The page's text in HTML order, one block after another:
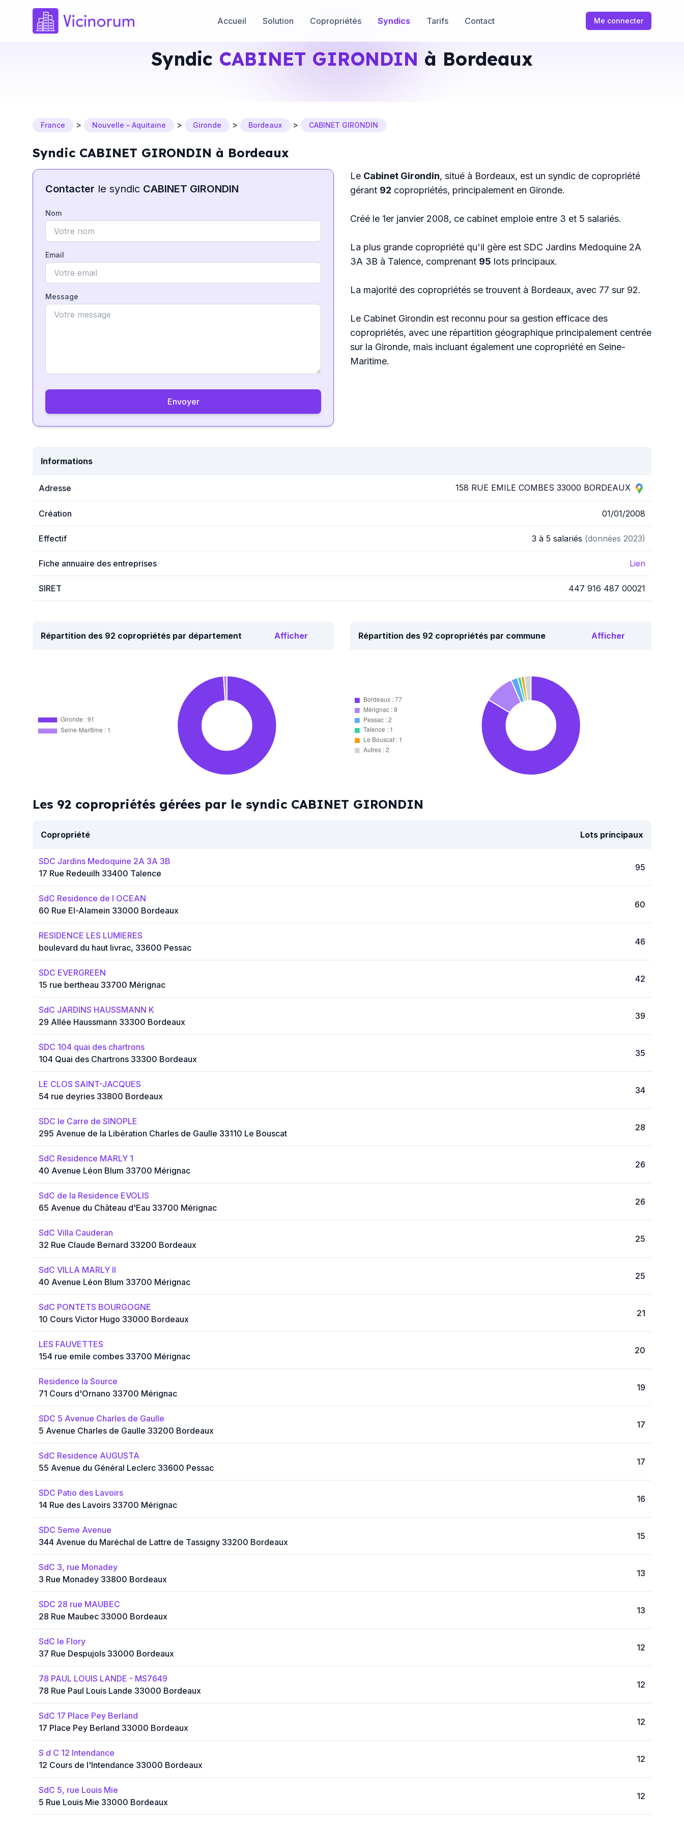
Accueil Solution Copropriétés Syndics Tarifs Contact Me connecter
Syndic CABINET GIRONDIN à Bordeaux
France > Nouvelle – Aquitaine > Gironde > Bordeaux > CABINET GIRONDIN
Syndic CABINET GIRONDIN à Bordeaux
Contacter le syndic CABINET GIRONDIN
Nom
Email
Message
Envoyer
Le Cabinet Girondin, situé à Bordeaux, est un syndic de copropriété
gérant 92 copropriétés, principalement en Gironde.
Créé le 1er janvier 2008, ce cabinet emploie entre 3 et 5 salariés.
La plus grande copropriété qu'il gère est SDC Jardins Medoquine 2A
3A 3B à Talence, comprenant 95 lots principaux.
La majorité des copropriétés se trouvent à Bordeaux, avec 77 sur 92.
Le Cabinet Girondin est reconnu pour sa gestion efficace des
copropriétés, avec une répartition géographique principalement centrée
sur la Gironde, mais incluant également une copropriété en Seine-
Maritime.
Informations
Adresse 158 RUE EMILE COMBES 33000 BORDEAUX
Création 01/01/2008
Effectif 3 à 5 salariés (données 2023)
Fiche annuaire des entreprises Lien
SIRET 447 916 487 00021
Répartition des 92 copropriétés par département Afficher
Gironde : 91
Seine-Maritime : 1
Répartition des 92 copropriétés par commune Afficher
Bordeaux : 77
Mérignac : 9
Pessac : 2
Talence : 1
Le Bouscat : 1
Autres : 2
Les 92 copropriétés gérées par le syndic CABINET GIRONDIN
Copropriété Lots principaux
SDC Jardins Medoquine 2A 3A 3B
17 Rue Redeuilh 33400 Talence
95
SdC Residence de l OCEAN
60 Rue El-Alamein 33000 Bordeaux
60
RESIDENCE LES LUMIERES
boulevard du haut livrac, 33600 Pessac
46
SDC EVERGREEN
15 rue bertheau 33700 Mérignac
42
SdC JARDINS HAUSSMANN K
29 Allée Haussmann 33300 Bordeaux
39
SDC 104 quai des chartrons
104 Quai des Chartrons 33300 Bordeaux
35
LE CLOS SAINT-JACQUES
54 rue deyries 33800 Bordeaux
34
SDC le Carre de SINOPLE
295 Avenue de la Libération Charles de Gaulle 33110 Le Bouscat
28
SdC Residence MARLY 1
40 Avenue Léon Blum 33700 Mérignac
26
SdC de la Residence EVOLIS
65 Avenue du Château d'Eau 33700 Mérignac
26
SdC Villa Cauderan
32 Rue Claude Bernard 33200 Bordeaux
25
SdC VILLA MARLY II
40 Avenue Léon Blum 33700 Mérignac
25
SdC PONTETS BOURGOGNE
10 Cours Victor Hugo 33000 Bordeaux
21
LES FAUVETTES
154 rue emile combes 33700 Mérignac
20
Residence la Source
71 Cours d'Ornano 33700 Mérignac
19
SDC 5 Avenue Charles de Gaulle
5 Avenue Charles de Gaulle 33200 Bordeaux
17
SdC Residence AUGUSTA
55 Avenue du Général Leclerc 33600 Pessac
17
SDC Patio des Lavoirs
14 Rue des Lavoirs 33700 Mérignac
16
SDC 5eme Avenue
344 Avenue du Maréchal de Lattre de Tassigny 33200 Bordeaux
15
SdC 3, rue Monadey
3 Rue Monadey 33800 Bordeaux
13
SDC 28 rue MAUBEC
28 Rue Maubec 33000 Bordeaux
13
SdC le Flory
37 Rue Despujols 33000 Bordeaux
12
78 PAUL LOUIS LANDE - MS7649
78 Rue Paul Louis Lande 33000 Bordeaux
12
SdC 17 Place Pey Berland
17 Place Pey Berland 33000 Bordeaux
12
S d C 12 Intendance
12 Cours de l'Intendance 33000 Bordeaux
12
SdC 5, rue Louis Mie
5 Rue Louis Mie 33000 Bordeaux
12